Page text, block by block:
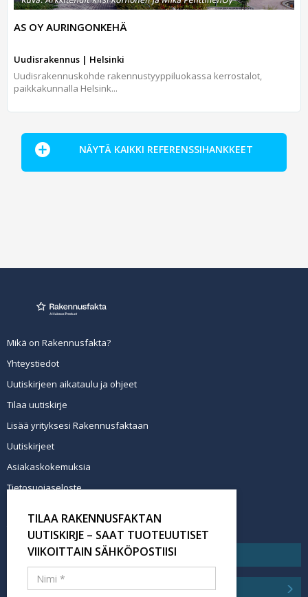
AS OY AURINGONKEHÄ
Uudisrakennus | Helsinki
Uudisrakennuskohde rakennustyyppiluokassa kerrostalot,
paikkakunnalla Helsink...
NÄYTÄ KAIKKI REFERENSSIHANKKEET
Mikä on Rakennusfakta?
Yhteystiedot
Uutiskirjeen aikataulu ja ohjeet
Tilaa uutiskirje
Lisää yrityksesi Rakennusfaktaan
Uutiskirjeet
Asiakaskokemuksia
Tietosuojaseloste
Tilaa uutiskirje
TILAA RAKENNUSFAKTAN
UUTISKIRJE – SAAT TUOTEUUTISET
VIIKOITTAIN SÄHKÖPOSTIISI